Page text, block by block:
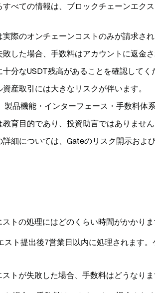
すべての情報は、ブロックチェーンエク
際のオンチェーンコストのみが請求され
した場合、手数料はアカウントに返金さ
十分なUSDT残高があることを確認してく
資産取引には大きなリスクが伴います。
製品機能・インターフェース・手数料体
育目的であり、投資助言ではありません
詳細については、Gateのリスク開示およ
ストの処理にはどのくらい時間がかかりま
スト提出後7営業日以内に処理されます
ストが失敗した場合、手数料はどうなりま